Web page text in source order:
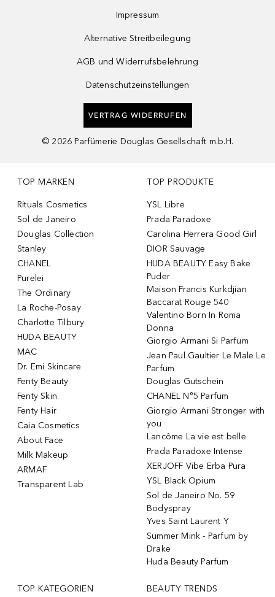
Impressum
Alternative Streitbeilegung
AGB und Widerrufsbelehrung
Datenschutzeinstellungen
VERTRAG WIDERRUFEN
© 2026 Parfümerie Douglas Gesellschaft m.b.H.
TOP MARKEN
Rituals Cosmetics
Sol de Janeiro
Douglas Collection
Stanley
CHANEL
Purelei
The Ordinary
La Roche-Posay
Charlotte Tilbury
HUDA BEAUTY
MAC
Dr. Emi Skincare
Fenty Beauty
Fenty Skin
Fenty Hair
Caia Cosmetics
About Face
Milk Makeup
ARMAF
Transparent Lab
TOP PRODUKTE
YSL Libre
Prada Paradoxe
Carolina Herrera Good Girl
DIOR Sauvage
HUDA BEAUTY Easy Bake
Puder
Maison Francis Kurkdjian
Baccarat Rouge 540
Valentino Born In Roma
Donna
Giorgio Armani Si Parfum
Jean Paul Gaultier Le Male Le
Parfum
Douglas Gutschein
CHANEL N°5 Parfum
Giorgio Armani Stronger with
you
Lancôme La vie est belle
Prada Paradoxe Intense
XERJOFF Vibe Erba Pura
YSL Black Opium
Sol de Janeiro No. 59
Bodyspray
Yves Saint Laurent Y
Summer Mink - Parfum by
Drake
Huda Beauty Parfum
TOP KATEGORIEN BEAUTY TRENDS